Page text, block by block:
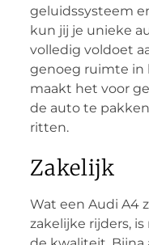
geluidssysteem
kun jij je unieke
volledig voldoet
genoeg ruimte in
maakt het voor
de auto te
ritten.
Zakelijk
Wat een Audi A4
zakelijke rijders,